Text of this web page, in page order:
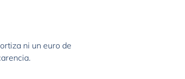
ni un euro de